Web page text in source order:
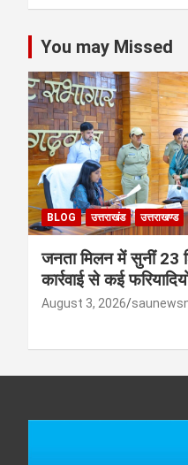
You may Missed
BLOG उत्तराखंड उत्तराखण्ड
जनता मिलन में सुनीं 23
कार्रवाई से कई
August 3, 2026